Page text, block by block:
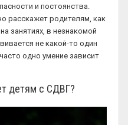
и постоянства.
расскажет родителям, как
занятиях, в незнакомой
не какой-то один
одно умение зависит
детям с СДВГ?